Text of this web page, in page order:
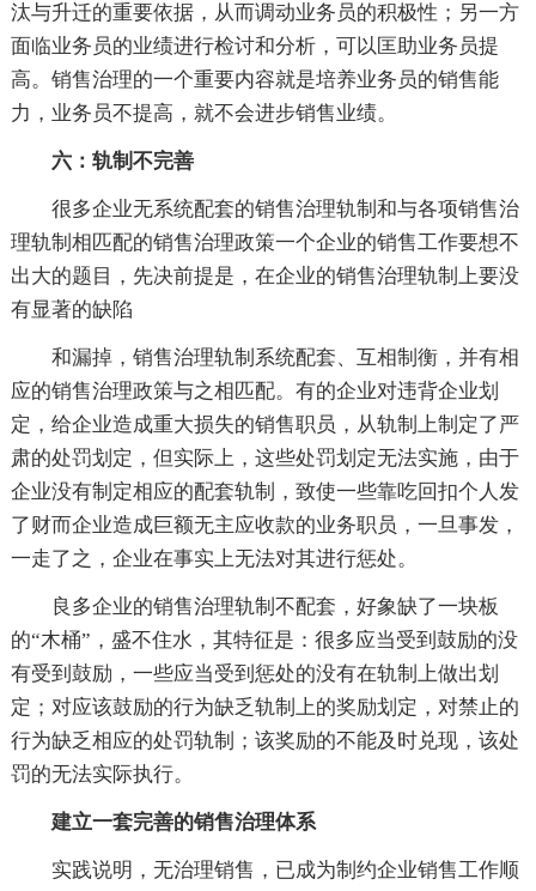
汰与升迁的重要依据，从而调动业务员的积极性；另一方
面临业务员的业绩进行检讨和分析，可以匡助业务员提
高。销售治理的一个重要内容就是培养业务员的销售能
力，业务员不提高，就不会进步销售业绩。
六：轨制不完善
很多企业无系统配套的销售治理轨制和与各项销售治
理轨制相匹配的销售治理政策一个企业的销售工作要想不
出大的题目，先决前提是，在企业的销售治理轨制上要没
有显著的缺陷
和漏掉，销售治理轨制系统配套、互相制衡，并有相
应的销售治理政策与之相匹配。有的企业对违背企业划
定，给企业造成重大损失的销售职员，从轨制上制定了严
肃的处罚划定，但实际上，这些处罚划定无法实施，由于
企业没有制定相应的配套轨制，致使一些靠吃回扣个人发
了财而企业造成巨额无主应收款的业务职员，一旦事发，
一走了之，企业在事实上无法对其进行惩处。
良多企业的销售治理轨制不配套，好象缺了一块板
的“木桶”，盛不住水，其特征是：很多应当受到鼓励的没
有受到鼓励，一些应当受到惩处的没有在轨制上做出划
定；对应该鼓励的行为缺乏轨制上的奖励划定，对禁止的
行为缺乏相应的处罚轨制；该奖励的不能及时兑现，该处
罚的无法实际执行。
建立一套完善的销售治理体系
实践说明，无治理销售，已成为制约企业销售工作顺